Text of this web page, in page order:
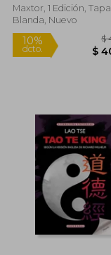
Maxtor, 1 Edición, Tapa
Blanda, Nuevo
10%
dcto.